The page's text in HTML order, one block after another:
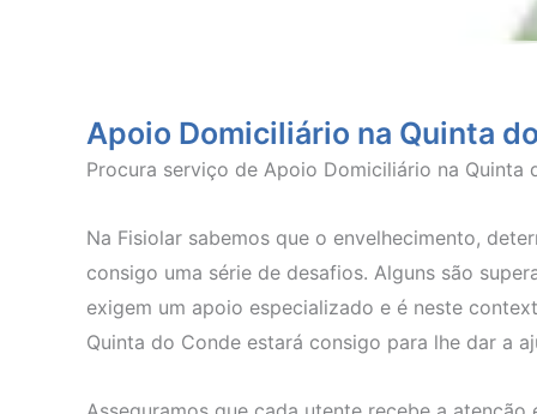
Apoio Domiciliário na Quinta
Procura serviço de Apoio Domiciliário na Quinta
Na Fisiolar sabemos que o envelhecimento,
consigo uma série de desafios. Alguns são
exigem um apoio especializado e é neste
Quinta do Conde estará consigo para lhe dar a